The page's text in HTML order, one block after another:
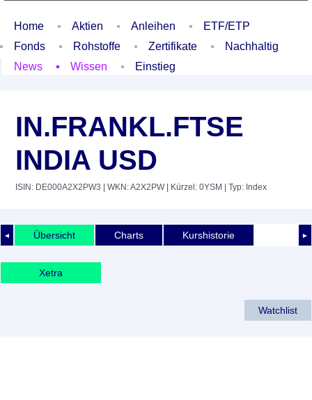
Home Aktien Anleihen
ETF/ETP
Fonds
Rohstoffe Zertifikate
Nachhaltig
News
Wissen Einstieg
IN.FRANKL.FTSE
INDIA USD
ISIN: DE000A2X2PW3 | WKN: A2X2PW| Kürzel: 0YSM | Typ: Index
◄ ►
Übersicht Charts Kurshistorie
Xetra
Watchlist